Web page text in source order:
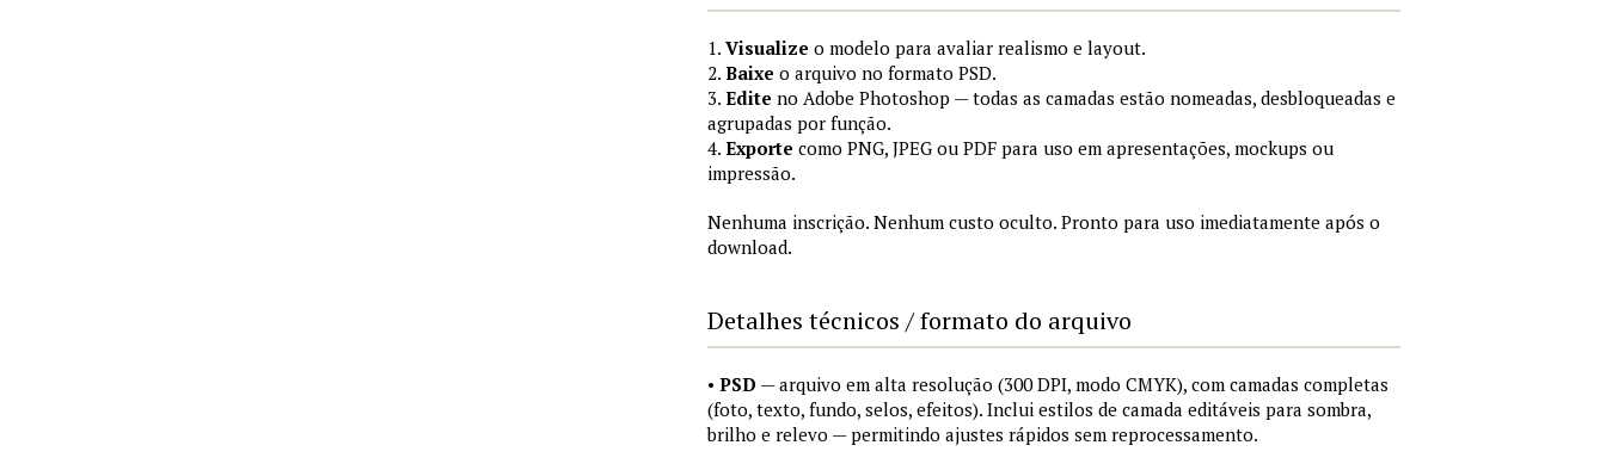
1. Visualize o modelo para avaliar realismo e layout.
2. Baixe o arquivo no formato PSD.
3. Edite no Adobe Photoshop — todas as camadas estão nomeadas, desbloqueadas e
agrupadas por função.
4. Exporte como PNG, JPEG ou PDF para uso em apresentações, mockups ou
impressão.
Nenhuma inscrição. Nenhum custo oculto. Pronto para uso imediatamente após o
download.
Detalhes técnicos / formato do arquivo
• PSD — arquivo em alta resolução (300 DPI, modo CMYK), com camadas completas
(foto, texto, fundo, selos, efeitos). Inclui estilos de camada editáveis para sombra,
brilho e relevo — permitindo ajustes rápidos sem reprocessamento.